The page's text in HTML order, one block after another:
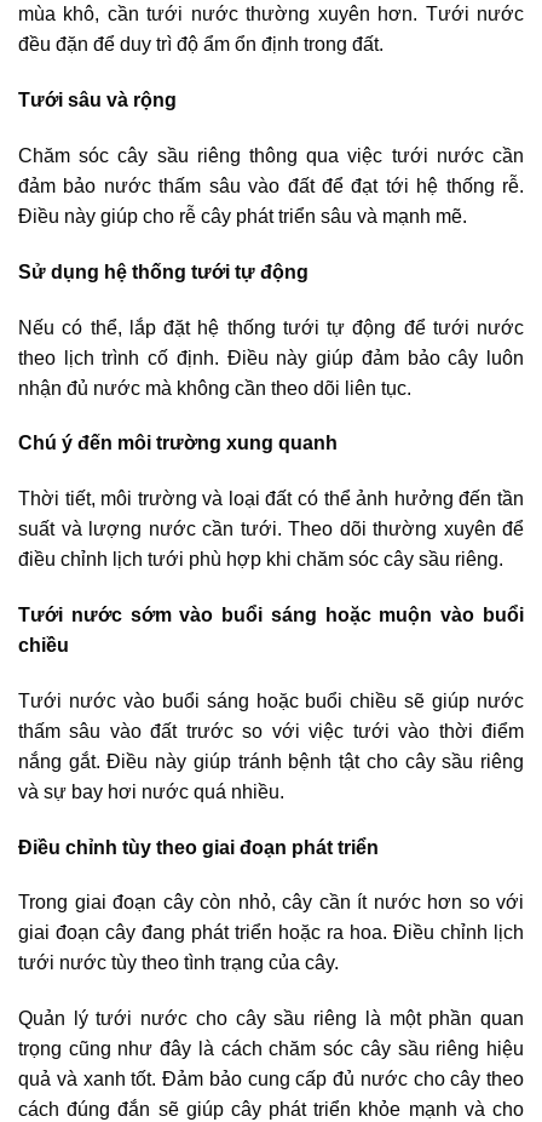
mùa khô, cần tưới nước thường xuyên hơn. Tưới nước
đều đặn để duy trì độ ẩm ổn định trong đất.
Tưới sâu và rộng
Chăm sóc cây sầu riêng thông qua việc tưới nước cần
đảm bảo nước thấm sâu vào đất để đạt tới hệ thống rễ.
Điều này giúp cho rễ cây phát triển sâu và mạnh mẽ.
Sử dụng hệ thống tưới tự động
Nếu có thể, lắp đặt hệ thống tưới tự động để tưới nước
theo lịch trình cố định. Điều này giúp đảm bảo cây luôn
nhận đủ nước mà không cần theo dõi liên tục.
Chú ý đến môi trường xung quanh
Thời tiết, môi trường và loại đất có thể ảnh hưởng đến tần
suất và lượng nước cần tưới. Theo dõi thường xuyên để
điều chỉnh lịch tưới phù hợp khi chăm sóc cây sầu riêng.
Tưới nước sớm vào buổi sáng hoặc muộn vào buổi
chiều
Tưới nước vào buổi sáng hoặc buổi chiều sẽ giúp nước
thấm sâu vào đất trước so với việc tưới vào thời điểm
nắng gắt. Điều này giúp tránh bệnh tật cho cây sầu riêng
và sự bay hơi nước quá nhiều.
Điều chỉnh tùy theo giai đoạn phát triển
Trong giai đoạn cây còn nhỏ, cây cần ít nước hơn so với
giai đoạn cây đang phát triển hoặc ra hoa. Điều chỉnh lịch
tưới nước tùy theo tình trạng của cây.
Quản lý tưới nước cho cây sầu riêng là một phần quan
trọng cũng như đây là cách chăm sóc cây sầu riêng hiệu
quả và xanh tốt. Đảm bảo cung cấp đủ nước cho cây theo
cách đúng đắn sẽ giúp cây phát triển khỏe mạnh và cho